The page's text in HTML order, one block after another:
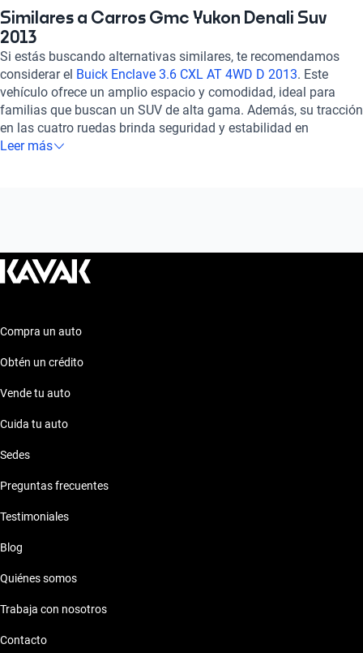
Su potente motor de 6.2 litros y 8 cilindros te brinda una
aceleración estimada envidiable, mientras que sus
características de seguridad, como bolsas de aire laterales y
frenos ABS, te ofrecen tranquilidad en cada trayecto. Con una
calificación destacada en potencia y confort, el Gmc Yukon 6.2
C DENALI 4WD 2013 es la elección perfecta para quienes
buscan un vehículo de alto rendimiento y elegancia. ¡Haz tuya
esta joya automotriz y vive la experiencia Denali al máximo!
Similares a Carros Gmc Yukon Denali Suv
2013
Si estás buscando alternativas similares, te recomendamos
considerar el Buick Enclave 3.6 CXL AT 4WD D 2013. Este
vehículo ofrece un amplio espacio y comodidad, ideal para
familias que buscan un SUV de alta gama. Además, su tracción
en las cuatro ruedas brinda seguridad y estabilidad en
diferentes condiciones de manejo. Si valoras la elegancia y la
Leer más
Compra un auto
Obtén un crédito
Vende tu auto
Cuida tu auto
Sedes
Preguntas frecuentes
Testimoniales
Blog
Quiénes somos
Trabaja con nosotros
Contacto